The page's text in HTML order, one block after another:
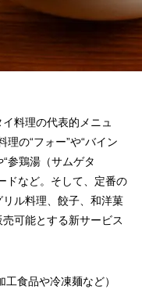
料理の代表的メニュ
理の“フォー”や“バイン
“参鶏湯（サムゲタ
ドなど。そして、定番の
ル料理、餃子、和洋菓
可能とする新サービス
食品や冷凍麺など）